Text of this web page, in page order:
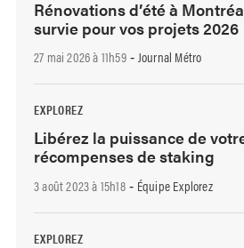
Rénovations d’été à
survie pour vos projets 2026
27 mai 2026 à 11h59- Journal Métro
EXPLOREZ
Libérez la puissance de
récompenses de staking
3 août 2023 à 15h18- Équipe Explorez
EXPLOREZ